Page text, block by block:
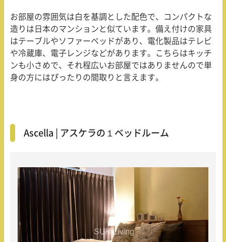
お部屋の雰囲気は白を基調とした配色で、コンパクトな
造りは日本のマンションと似ています。備え付けの家具
はテーブルやソファーベッドがあり、電化製品はテレビ
や冷蔵庫、電子レンジなどがあります。こちらはキッチ
ンも小さめで、それ程広いお部屋ではありませんので単
身の方にはぴったりの間取りと言えます。
Ascella | アスケラの１ベッドルーム